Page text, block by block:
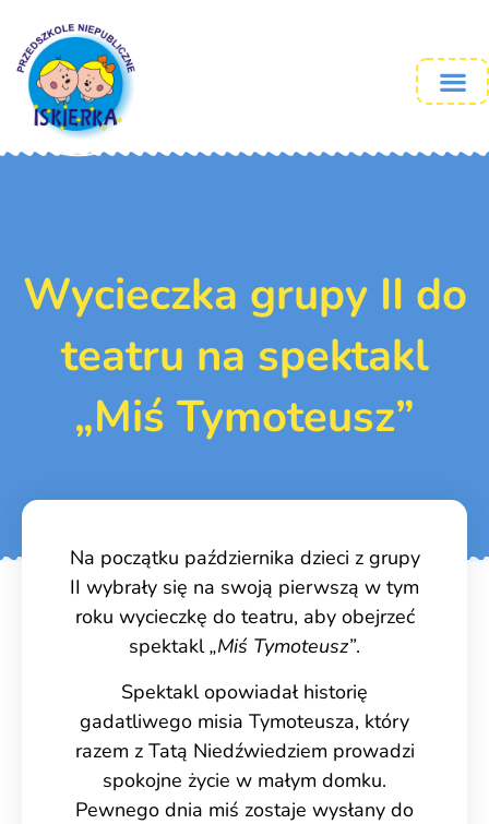
Wycieczka grupy II do
teatru na spektakl
„Miś Tymoteusz”
Na początku października dzieci z grupy
II wybrały się na swoją pierwszą w tym
roku wycieczkę do teatru, aby obejrzeć
spektakl„Miś Tymoteusz”.
Spektakl opowiadał historię
gadatliwego misia Tymoteusza, który
razem z Tatą Niedźwiedziem prowadzi
spokojne życie w małym domku.
Pewnego dnia miś zostaje wysłany do